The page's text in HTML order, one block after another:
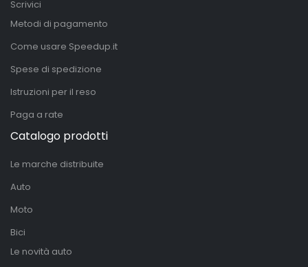
Scrivici
Metodi di pagamento
Come usare Speedup.it
Spese di spedizione
Istruzioni per il reso
Paga a rate
Catalogo prodotti
Le marche distribuite
Auto
Moto
Bici
Le novità auto